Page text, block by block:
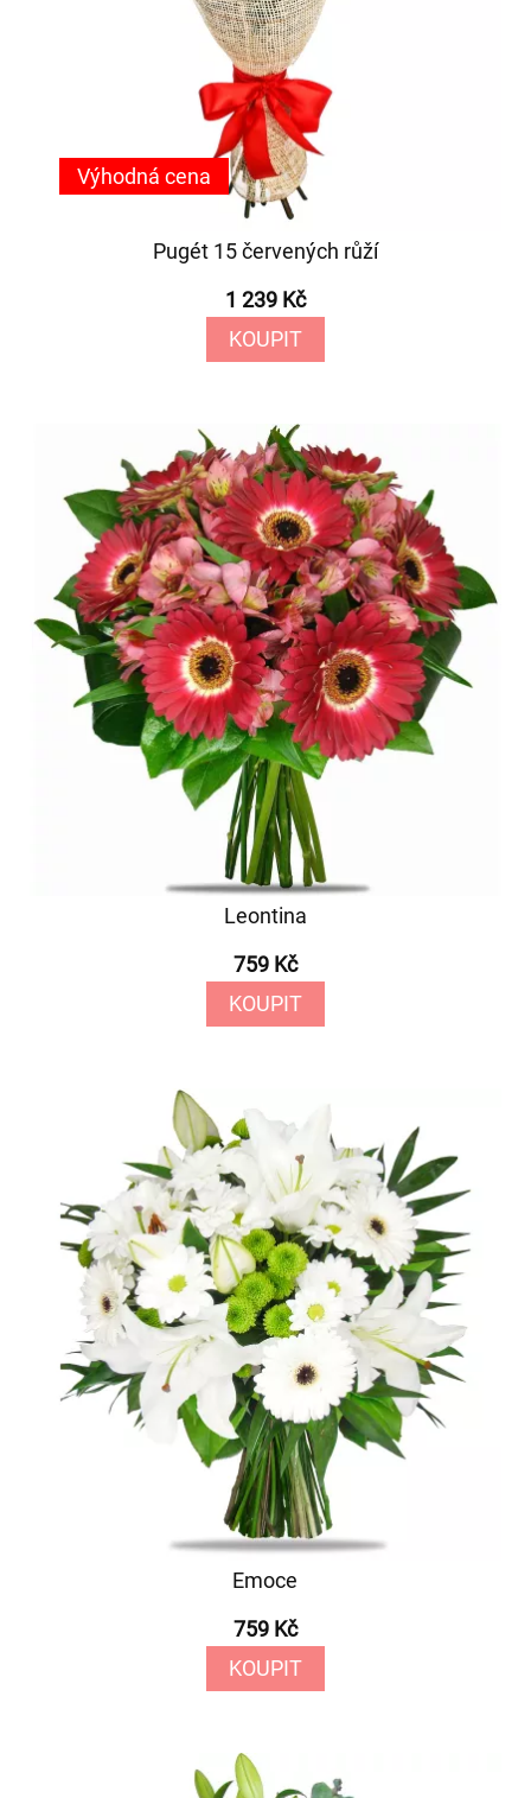
Pugét 15 červených růží
1 239 Kč
KOUPIT
Výhodná cena
Leontina
759 Kč
KOUPIT
Emoce
759 Kč
KOUPIT